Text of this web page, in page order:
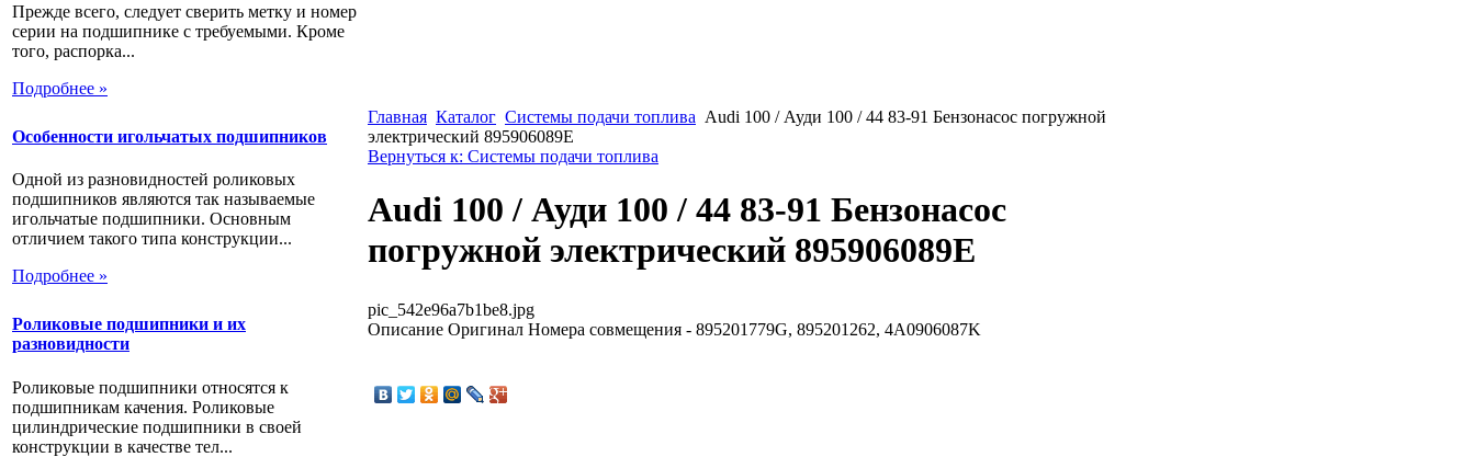
Прежде всего, следует сверить метку и номер
серии на подшипнике с требуемыми. Кроме
того, распорка...
Подробнее »
Особенности игольчатых подшипников
Одной из разновидностей роликовых
подшипников являются так называемые
игольчатые подшипники. Основным
отличием такого типа конструкции...
Подробнее »
Роликовые подшипники и их
разновидности
Роликовые подшипники относятся к
подшипникам качения. Роликовые
цилиндрические подшипники в своей
конструкции в качестве тел...
Главная Каталог Системы подачи топлива Audi 100 / Ауди 100 / 44 83-91 Бензонасос погружной
электрический 895906089E
Вернуться к: Системы подачи топлива
Audi 100 / Ауди 100 / 44 83-91 Бензонасос
погружной электрический 895906089E
pic_542e96a7b1be8.jpg
Описание Оригинал Номера совмещения - 895201779G, 895201262, 4A0906087K